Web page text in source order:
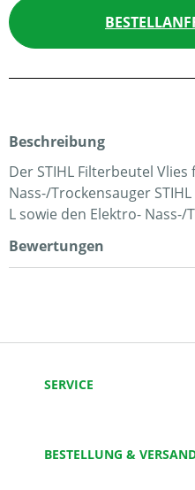
Beschreibung
Der STIHL Filterbeutel Vlies
Nass-/Trockensauger STIHL
L sowie den Elektro- Nass-/
Bewertungen
SERVICE
BESTELLUNG &